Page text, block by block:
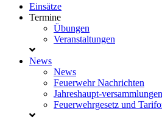
Einsätze
Termine
Übungen
Veranstaltungen
News
News
Feuerwehr Nachrichten
Jahreshaupt-versammlungen
Feuerwehrgesetz und